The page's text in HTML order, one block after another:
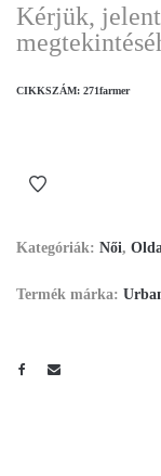
Kérjük,
CIKKSZÁM: 271farmer
Kategóriák: Női,
Termék márka: